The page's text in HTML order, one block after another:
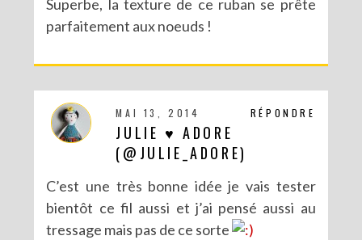
Superbe, la texture de ce ruban se prête
parfaitement aux noeuds !
RÉPONDRE
MAI 13, 2014
JULIE ♥ ADORE
(@JULIE_ADORE)
C’est une très bonne idée je vais tester
bientôt ce fil aussi et j’ai pensé aussi au
tressage mais pas de ce sorte